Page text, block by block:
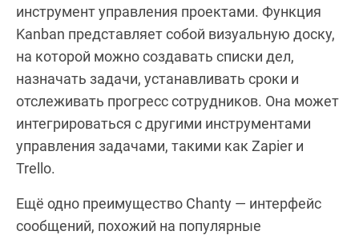
инструмент управления проектами. Функция
Kanban представляет собой визуальную доску,
на которой можно создавать списки дел,
назначать задачи, устанавливать сроки и
отслеживать прогресс сотрудников. Она может
интегрироваться с другими инструментами
управления задачами, такими как Zapier и
Trello.
Ещё одно преимущество Chanty — интерфейс
сообщений, похожий на популярные